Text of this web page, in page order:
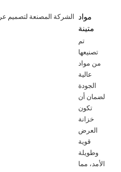
مواد
متينة
تم
تصنيعها
من مواد
عالية
الجودة
لضمان أن
تكون
خزانة
العرض
قوية
وطويلة
الأمد، مما